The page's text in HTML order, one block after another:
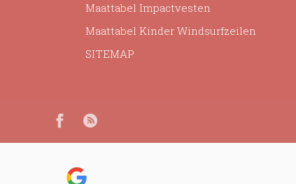
Maattabel Impactvesten
Maattabel Kinder Windsurfzeilen
SITEMAP